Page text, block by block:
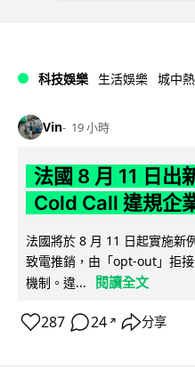
科技娛樂 生活娛樂 城中
Vin 19 小時
法國 8 月 11 日出
Cold Call 違規企
法國將於 8 月 11 日起實施新
致電推銷，由「opt-out」拒
機制。違...
閱讀全文
287 24 ↗ 分享